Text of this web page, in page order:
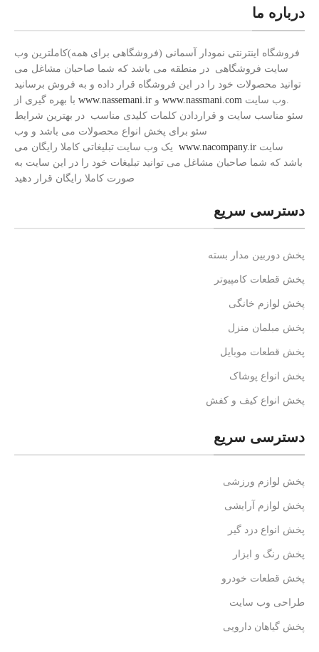
درباره ما
فروشگاه اینترنتی نمودار آسمانی (فروشگاهی برای همه)کاملترین وب
سایت فروشگاهی در منطقه می باشد که شما صاحبان مشاغل می
توانید محصولات خود را در این فروشگاه قرار داده و به فروش برسانید
.وب سایت www.nassmani.com و www.nassemani.ir با بهره گیری از
سئو مناسب سایت و قراردادن کلمات کلیدی مناسب در بهترین شرایط
سئو برای پخش انواع محصولات می باشد و وب
سایت www.nacompany.ir یک وب سایت تبلیغاتی کاملا رایگان می
باشد که شما صاحبان مشاغل می توانید تبلیغات خود را در این سایت به
صورت کاملا رایگان قرار دهید
دسترسی سریع
پخش دوربین مدار بسته
پخش قطعات کامپیوتر
پخش لوازم خانگی
پخش مبلمان منزل
پخش قطعات موبایل
پخش انواع پوشاک
پخش انواع کیف و کفش
دسترسی سریع
پخش لوازم ورزشی
پخش لوازم آرایشی
پخش انواع دزد گیر
پخش رنگ و ابزار
پخش قطعات خودرو
طراحی وب سایت
پخش گیاهان دارویی